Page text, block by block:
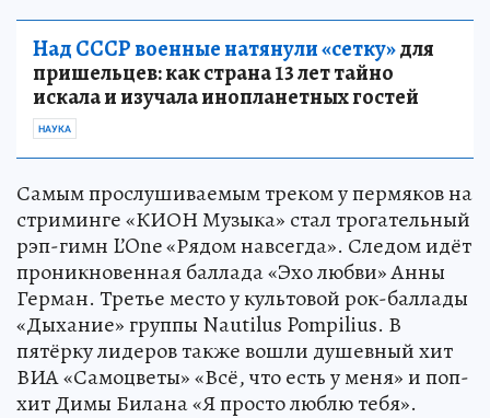
Над СССР военные натянули «сетку»для
пришельцев: как страна 13 лет тайно
искала и изучала инопланетных гостей
НАУКА
Самым прослушиваемым треком у пермяков на
стриминге «КИОН Музыка» стал трогательный
рэп-гимн L’One «Рядом навсегда». Следом идёт
проникновенная баллада «Эхо любви» Анны
Герман. Третье место у культовой рок-баллады
«Дыхание» группы Nautilus Pompilius. В
пятёрку лидеров также вошли душевный хит
ВИА «Самоцветы» «Всё, что есть у меня» и поп-
хит Димы Билана «Я просто люблю тебя».